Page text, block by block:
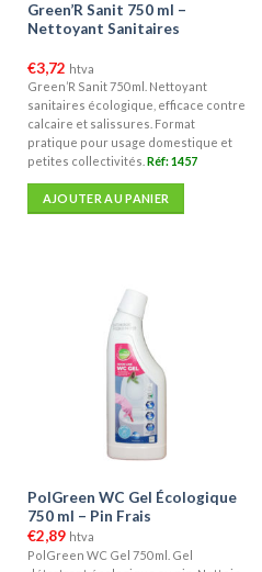
page
du
produit
Green’R Sanit 750 ml –
Nettoyant Sanitaires
€3,72 htva
Green’R Sanit 750 ml. Nettoyant
sanitaires écologique, efficace contre
calcaire et salissures. Format
pratique pour usage domestique et
petites collectivités. Réf: 1457
AJOUTER AU PANIER
PolGreen WC Gel Écologique
750 ml – Pin Frais
€2,89 htva
PolGreen WC Gel 750 ml. Gel